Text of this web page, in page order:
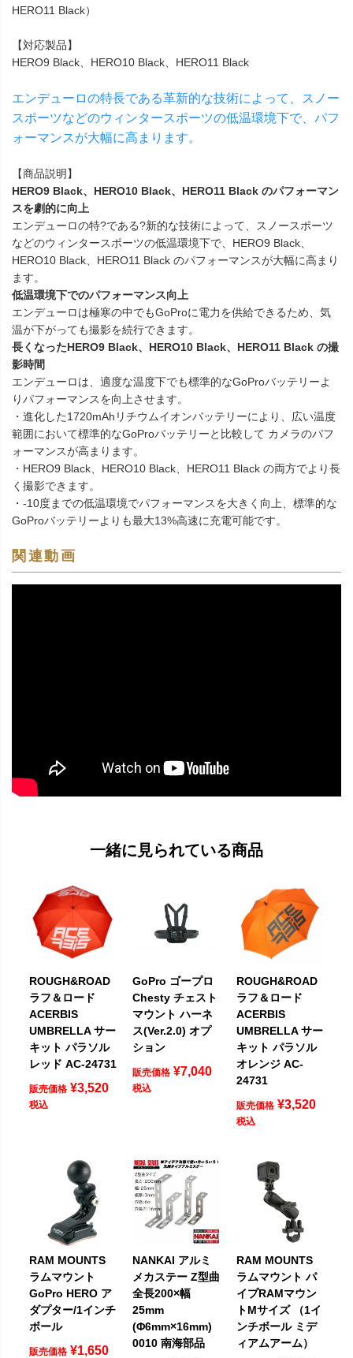
HERO11 Black）
【対応製品】
HERO9 Black、HERO10 Black、HERO11 Black
エンデューロの特長である革新的な技術によって、スノー
スポーツなどのウィンタースポーツの低温環境下で、パフ
ォーマンスが大幅に高まります。
【商品説明】
HERO9 Black、HERO10 Black、HERO11 Black のパフォーマン
スを劇的に向上
エンデューロの特?である?新的な技術によって、スノースポーツ
などのウィンタースポーツの低温環境下で、HERO9 Black、
HERO10 Black、HERO11 Black のパフォーマンスが大幅に高まり
ます。
低温環境下でのパフォーマンス向上
エンデューロは極寒の中でもGoProに電力を供給できるため、気
温が下がっても撮影を続行できます。
長くなったHERO9 Black、HERO10 Black、HERO11 Black の撮
影時間
エンデューロは、適度な温度下でも標準的なGoProバッテリーよ
りパフォーマンスを向上させます。
・進化した1720mAhリチウムイオンバッテリーにより、広い温度
範囲において標準的なGoProバッテリーと比較して カメラのパフ
ォーマンスが高まります。
・HERO9 Black、HERO10 Black、HERO11 Black の両方でより長
く撮影できます。
・-10度までの低温環境でパフォーマンスを大きく向上、標準的な
GoProバッテリーよりも最大13%高速に充電可能です。
関連動画
一緒に見られている商品
ROUGH&ROAD
ラフ＆ロード
ACERBIS
UMBRELLA サー
キット パラソル
レッド AC-24731
販売価格 ¥3,520
税込
GoPro ゴープロ
Chesty チェスト
マウント ハーネ
ス(Ver.2.0) オプ
ション
販売価格 ¥7,040
税込
ROUGH&ROAD
ラフ＆ロード
ACERBIS
UMBRELLA サー
キット パラソル
オレンジ AC-
24731
販売価格 ¥3,520
税込
RAM MOUNTS
ラムマウント
GoPro HERO ア
ダプター/1インチ
ボール
販売価格 ¥1,650
NANKAI アルミ
メカステー Z型曲
全長200×幅
25mm
(Φ6mm×16mm)
0010 南海部品
RAM MOUNTS
ラムマウント パ
イプRAMマウン
トMサイズ （1イ
ンチボール ミデ
ィアムアーム）